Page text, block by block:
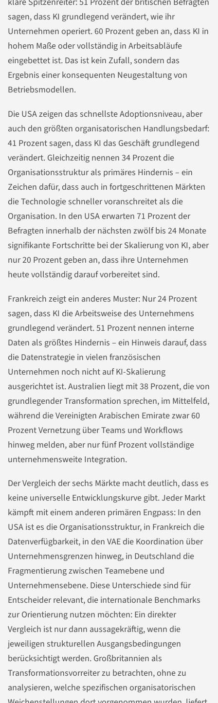
sagen, dass KI grundlegend verändert, wie ihr
Unternehmen operiert. 60 Prozent geben an, dass KI in
hohem Maße oder vollständig in Arbeitsabläufe
eingebettet ist. Das ist kein Zufall, sondern das
Ergebnis einer konsequenten Neugestaltung von
Betriebsmodellen.
Die USA zeigen das schnellste Adoptionsniveau, aber
auch den größten organisatorischen Handlungsbedarf:
41 Prozent sagen, dass KI das Geschäft grundlegend
verändert. Gleichzeitig nennen 34 Prozent die
Organisationsstruktur als primäres Hindernis – ein
Zeichen dafür, dass auch in fortgeschrittenen Märkten
die Technologie schneller voranschreitet als die
Organisation. In den USA erwarten 71 Prozent der
Befragten innerhalb der nächsten zwölf bis 24 Monate
signifikante Fortschritte bei der Skalierung von KI, aber
nur 20 Prozent geben an, dass ihre Unternehmen
heute vollständig darauf vorbereitet sind.
Frankreich zeigt ein anderes Muster: Nur 24 Prozent
sagen, dass KI die Arbeitsweise des Unternehmens
grundlegend verändert. 51 Prozent nennen interne
Daten als größtes Hindernis – ein Hinweis darauf, dass
die Datenstrategie in vielen französischen
Unternehmen noch nicht auf KI-Skalierung
ausgerichtet ist. Australien liegt mit 38 Prozent, die von
grundlegender Transformation sprechen, im Mittelfeld,
während die Vereinigten Arabischen Emirate zwar 60
Prozent Vernetzung über Teams und Workflows
hinweg melden, aber nur fünf Prozent vollständige
unternehmensweite Integration.
Der Vergleich der sechs Märkte macht deutlich, dass es
keine universelle Entwicklungskurve gibt. Jeder Markt
kämpft mit einem anderen primären Engpass: In den
USA ist es die Organisationsstruktur, in Frankreich die
Datenverfügbarkeit, in den VAE die Koordination über
Unternehmensgrenzen hinweg, in Deutschland die
Fragmentierung zwischen Teamebene und
Unternehmensebene. Diese Unterschiede sind für
Entscheider relevant, die internationale Benchmarks
zur Orientierung nutzen möchten: Ein direkter
Vergleich ist nur dann aussagekräftig, wenn die
jeweiligen strukturellen Ausgangsbedingungen
berücksichtigt werden. Großbritannien als
Transformationsvorreiter zu betrachten, ohne zu
analysieren, welche spezifischen organisatorischen